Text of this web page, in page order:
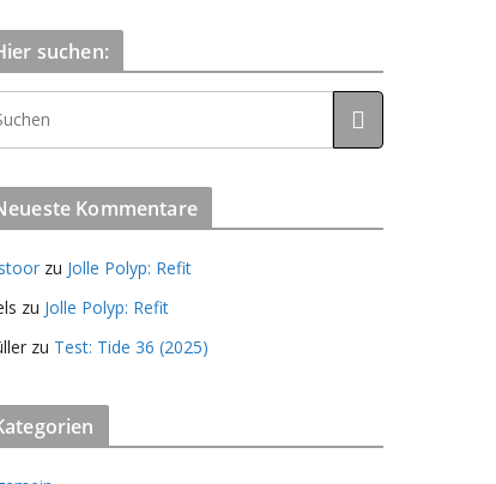
suchen:
Kommentare
zu Jolle Polyp: Refit
zu Jolle Polyp: Refit
zu Test: Tide 36 (2025)